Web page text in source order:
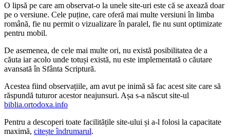
O lipsă pe care am observat-o la unele site-uri este că se axează doar
pe o versiune. Cele puține, care oferă mai multe versiuni în limba
română, fie nu permit o vizualizare în paralel, fie nu sunt optimizate
pentru mobil.
De asemenea, de cele mai multe ori, nu există posibilitatea de a
căuta iar acolo unde totuși există, nu este implementată o căutare
avansată în Sfânta Scriptură.
Acestea fiind observațiile, am avut pe inimă să fac acest site care să
răspundă tuturor acestor neajunsuri. Așa s-a născut site-ul
biblia.ortodoxa.info
Pentru a descoperi toate facilitățile site-ului și a-l folosi la capacitate
maximă, citește îndrumarul.